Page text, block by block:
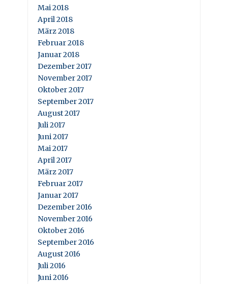
Mai 2018
April 2018
März 2018
Februar 2018
Januar 2018
Dezember 2017
November 2017
Oktober 2017
September 2017
August 2017
Juli 2017
Juni 2017
Mai 2017
April 2017
März 2017
Februar 2017
Januar 2017
Dezember 2016
November 2016
Oktober 2016
September 2016
August 2016
Juli 2016
Juni 2016